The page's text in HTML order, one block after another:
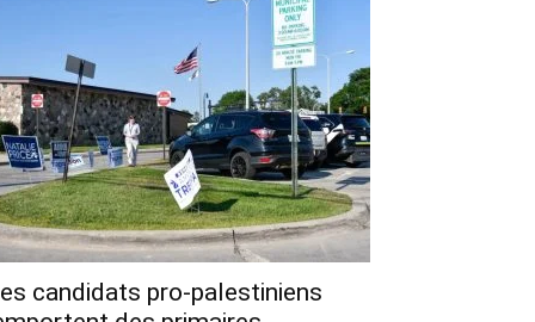
candidats pro-palestiniens